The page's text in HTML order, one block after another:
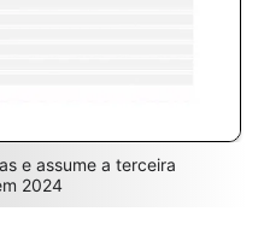
e assume a terceira
2024